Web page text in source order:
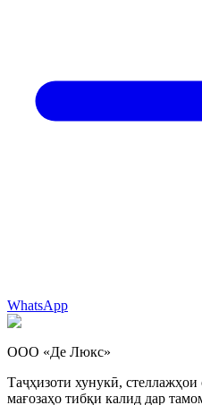
WhatsApp
ООО «Де Люкс»
Таҷҳизоти хунукӣ, стеллажҳои
мағозаҳо тибқи калид дар